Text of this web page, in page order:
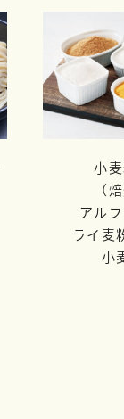
小
（
アル
ライ麦
小